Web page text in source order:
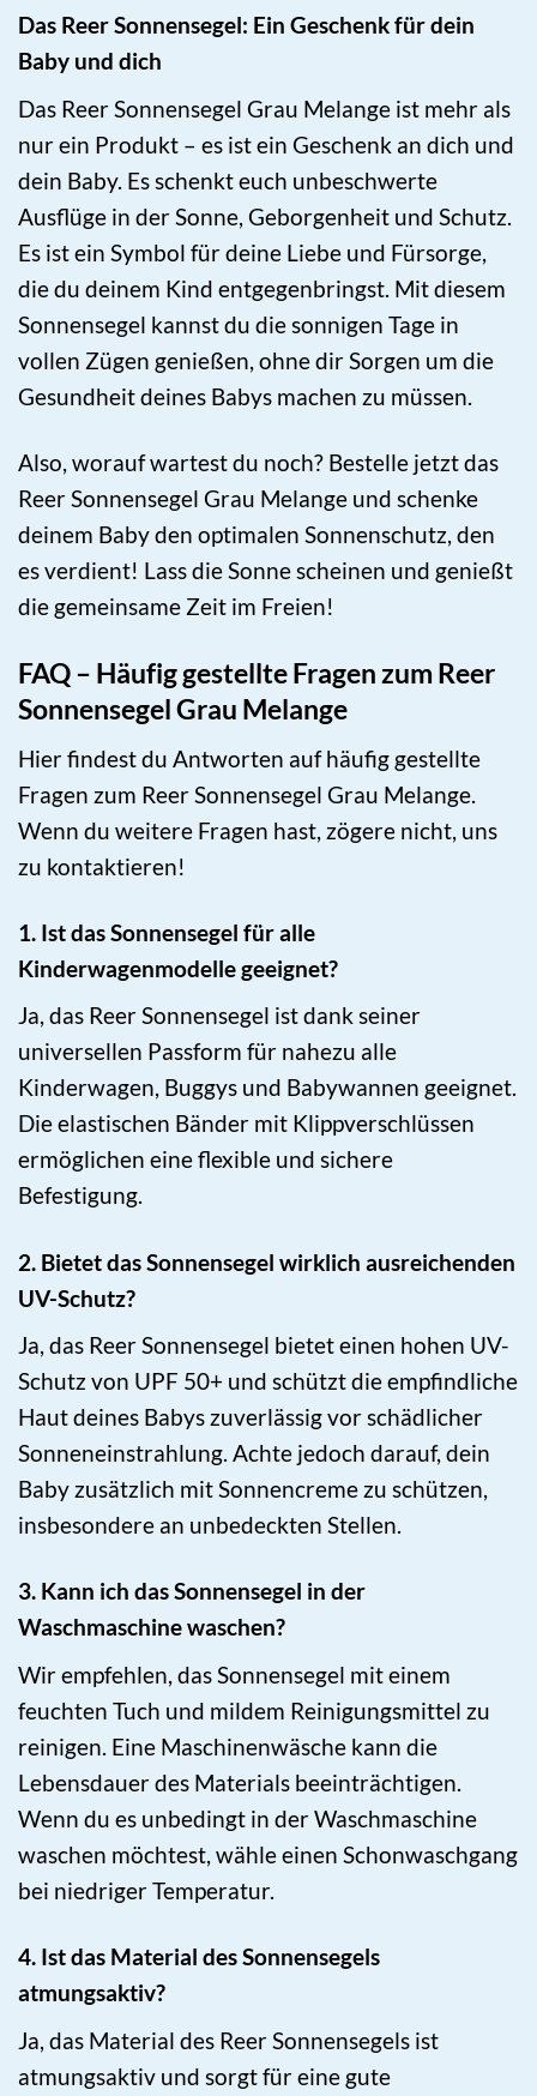
Das Reer Sonnensegel: Ein Geschenk für dein
Baby und dich
Das Reer Sonnensegel Grau Melange ist mehr als
nur ein Produkt – es ist ein Geschenk an dich und
dein Baby. Es schenkt euch unbeschwerte
Ausflüge in der Sonne, Geborgenheit und Schutz.
Es ist ein Symbol für deine Liebe und Fürsorge,
die du deinem Kind entgegenbringst. Mit diesem
Sonnensegel kannst du die sonnigen Tage in
vollen Zügen genießen, ohne dir Sorgen um die
Gesundheit deines Babys machen zu müssen.
Also, worauf wartest du noch? Bestelle jetzt das
Reer Sonnensegel Grau Melange und schenke
deinem Baby den optimalen Sonnenschutz, den
es verdient! Lass die Sonne scheinen und genießt
die gemeinsame Zeit im Freien!
FAQ – Häufig gestellte Fragen zum Reer
Sonnensegel Grau Melange
Hier findest du Antworten auf häufig gestellte
Fragen zum Reer Sonnensegel Grau Melange.
Wenn du weitere Fragen hast, zögere nicht, uns
zu kontaktieren!
1. Ist das Sonnensegel für alle
Kinderwagenmodelle geeignet?
Ja, das Reer Sonnensegel ist dank seiner
universellen Passform für nahezu alle
Kinderwagen, Buggys und Babywannen geeignet.
Die elastischen Bänder mit Klippverschlüssen
ermöglichen eine flexible und sichere
Befestigung.
2. Bietet das Sonnensegel wirklich ausreichenden
UV-Schutz?
Ja, das Reer Sonnensegel bietet einen hohen UV-
Schutz von UPF 50+ und schützt die empfindliche
Haut deines Babys zuverlässig vor schädlicher
Sonneneinstrahlung. Achte jedoch darauf, dein
Baby zusätzlich mit Sonnencreme zu schützen,
insbesondere an unbedeckten Stellen.
3. Kann ich das Sonnensegel in der
Waschmaschine waschen?
Wir empfehlen, das Sonnensegel mit einem
feuchten Tuch und mildem Reinigungsmittel zu
reinigen. Eine Maschinenwäsche kann die
Lebensdauer des Materials beeinträchtigen.
Wenn du es unbedingt in der Waschmaschine
waschen möchtest, wähle einen Schonwaschgang
bei niedriger Temperatur.
4. Ist das Material des Sonnensegels
atmungsaktiv?
Ja, das Material des Reer Sonnensegels ist
atmungsaktiv und sorgt für eine gute